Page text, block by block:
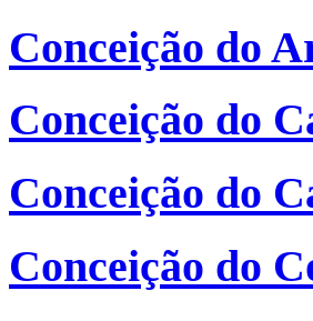
Conceição do
Conceição do
Conceição do
Conceição do